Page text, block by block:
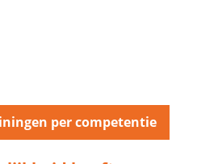
per competentie